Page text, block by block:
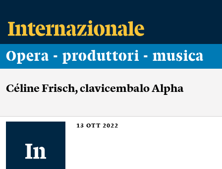
Opera - produttori - musica
Céline Frisch, clavicembalo Alpha
13 OTT 2022